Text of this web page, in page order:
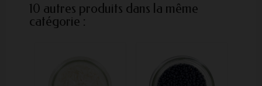
10 autres produits dans la même
catégorie :